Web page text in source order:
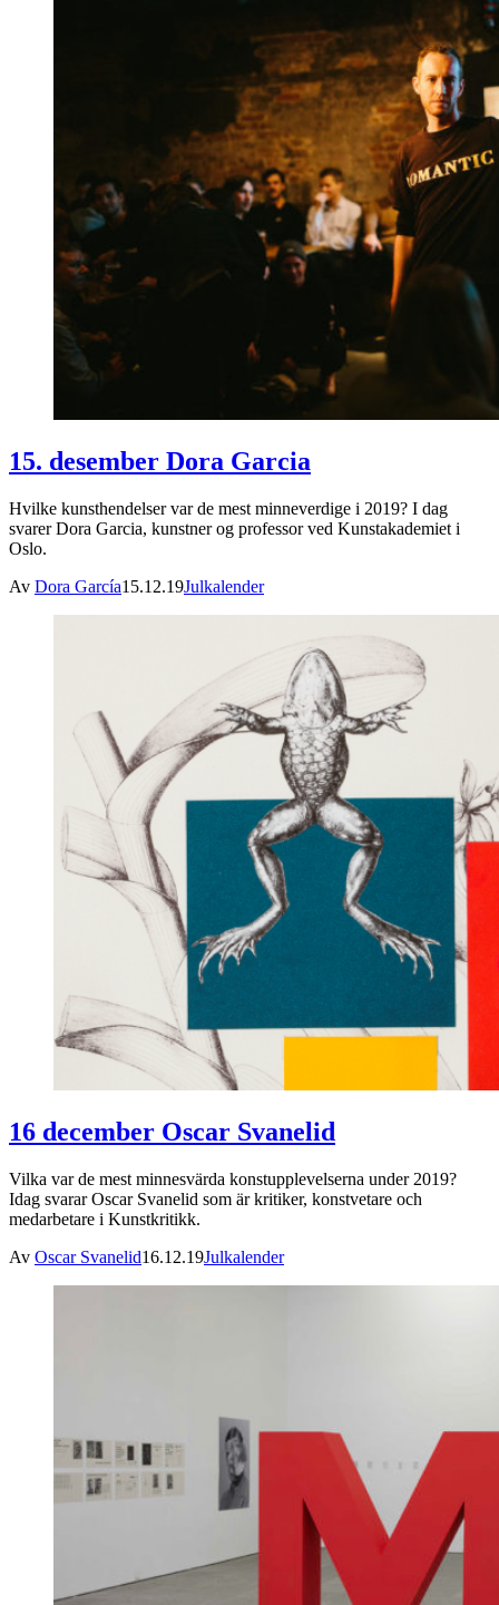
15. desember Dora Garcia
Hvilke kunsthendelser var de mest minneverdige i 2019? I dag
svarer Dora Garcia, kunstner og professor ved Kunstakademiet i
Oslo.
Av Dora García15.12.19Julkalender
16 december Oscar Svanelid
Vilka var de mest minnesvärda konstupplevelserna under 2019?
Idag svarar Oscar Svanelid som är kritiker, konstvetare och
medarbetare i Kunstkritikk.
Av Oscar Svanelid16.12.19Julkalender